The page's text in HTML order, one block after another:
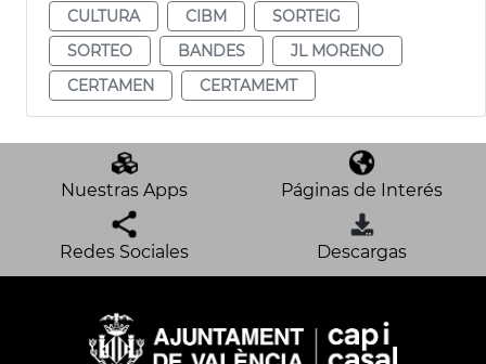
CULTURA
CIBM
SORTEIG
SORTEO
BANDES
JL MORENO
CERTAMEN
CERTAMEMT
Nuestras Apps Páginas de Interés
Redes Sociales Descargas